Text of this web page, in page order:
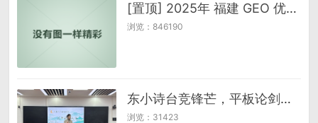
[置顶] 2025年 福建 GEO 优化服务商推荐：品牌与选择避坑指南
浏览：846190
东小诗台竞锋芒，平板论剑展华章 ——成都诗词大会海选激烈角逐东升小学
浏览：31423